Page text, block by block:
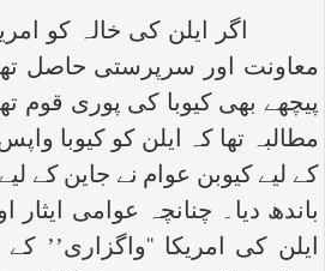
اگر ایلن کی خالہ کو
معاونت اور سرپرستی حاصل
پیچھے بھی کیوبا کی پوری قوم
مطالبہ تھا کہ ایلن کو کیوبا
کے لیے کیوبن عوام نے جاین کے
باندھ دیا۔ چنانچہ عوامی
ایلن کی امریکا ‘‘واگزاری’’